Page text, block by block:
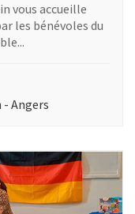
vous accueille
les bénévoles du
Angers
du conte : petites